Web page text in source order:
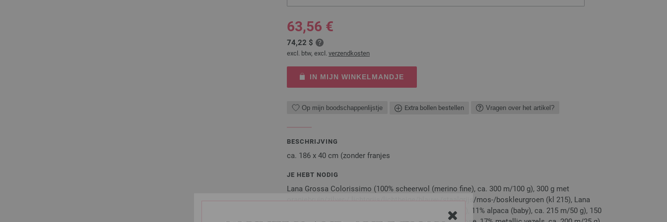
63,56 €
74,22 $
excl. btw, excl. verzendkosten
IN MIJN WINKELMANDJE
Op mijn boodschappenlijstje Extra bollen bestellen Vragen over het artikel?
BESCHRIJVING
ca. 186 x 40 cm (zonder franjes
JE HEBT NODIG
Lana Grossa Colorissimo (100% scheerwol (merino fine), ca. 300 m/100 g), 300 g met
oranjebruin/zilver-/ lichtgrijs/lichtbeige/blauw-/staalgrijs/mos-/boskleurgroen (kl 215), Lana
Grossa Ecopuno (72% katoen, 17% scheerwol (merino), 11% alpaca (baby), ca. 215 m/50 g), 150